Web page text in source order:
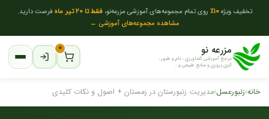
تخفیف ویژه10٪ روی تمام مجموعه‌های آموزشی مزرعه‌نو،فقط تا 20 تیر ماه
فرصت دارید.
مشاهده مجموعه‌های آموزشی ←
مزرعه نو
مرجع آموزشی کشاورزی ، دام و طیور ،
آبزی پروری و منابع طبیعی و...
۰
خانه›زنبور‌عسل›مدیریت زنبورستان در زمستان + اصول و نکات کلیدی